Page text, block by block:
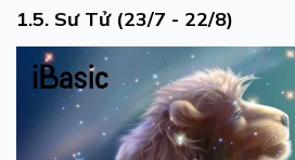
1.5. Sư Tử (23/7 - 22/8)